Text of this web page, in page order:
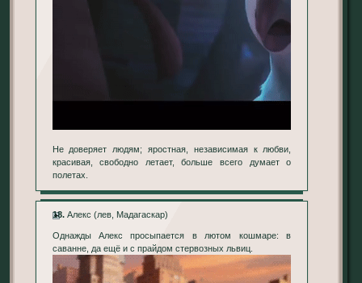
Не доверяет людям; яростная, независимая к любви,
красивая, свободно летает, больше всего думает о
полетах.
18.Алекс (лев, Мадагаскар)
Однажды Алекс просыпается в лютом кошмаре: в
саванне, да ещё и с прайдом стервозных львиц.